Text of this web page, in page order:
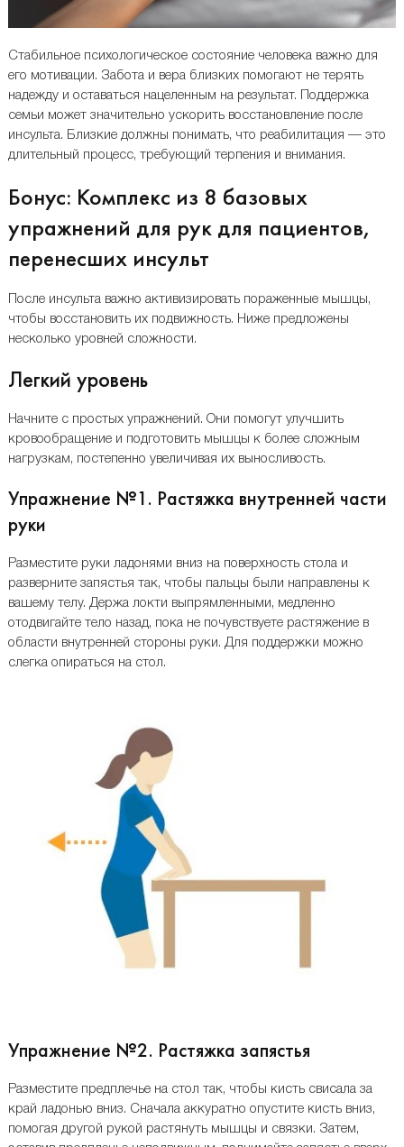
Стабильное психологическое состояние человека важно для
его мотивации. Забота и вера близких помогают не терять
надежду и оставаться нацеленным на результат. Поддержка
семьи может значительно ускорить восстановление после
инсульта. Близкие должны понимать, что реабилитация — это
длительный процесс, требующий терпения и внимания.
Бонус: Комплекс из 8 базовых
упражнений для рук для пациентов,
перенесших инсульт
После инсульта важно активизировать пораженные мышцы,
чтобы восстановить их подвижность. Ниже предложены
несколько уровней сложности.
Легкий уровень
Начните с простых упражнений. Они помогут улучшить
кровообращение и подготовить мышцы к более сложным
нагрузкам, постепенно увеличивая их выносливость.
Упражнение №1. Растяжка внутренней части
руки
Разместите руки ладонями вниз на поверхность стола и
разверните запястья так, чтобы пальцы были направлены к
вашему телу. Держа локти выпрямленными, медленно
отодвигайте тело назад, пока не почувствуете растяжение в
области внутренней стороны руки. Для поддержки можно
слегка опираться на стол.
Упражнение №2. Растяжка запястья
Разместите предплечье на стол так, чтобы кисть свисала за
край ладонью вниз. Сначала аккуратно опустите кисть вниз,
помогая другой рукой растянуть мышцы и связки. Затем,